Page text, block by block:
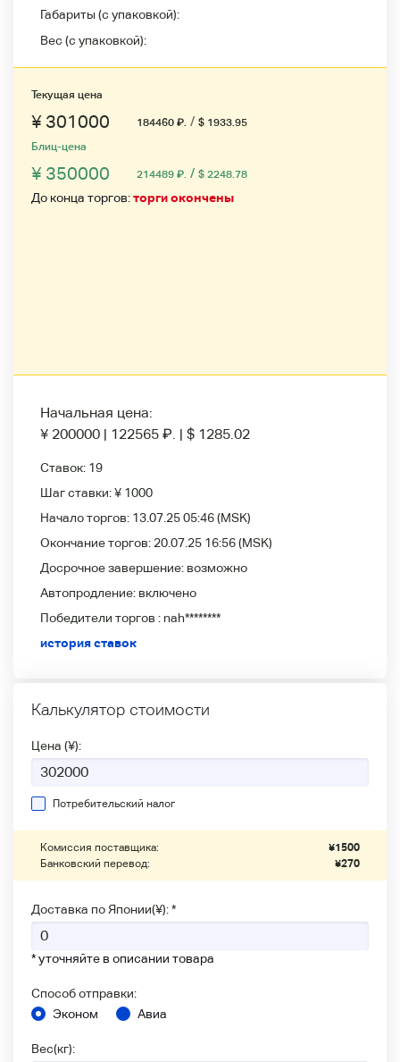
Габариты (с упаковкой):
Вес (с упаковкой):
Текущая цена
¥ 301000 184460 ₽. / $ 1933.95
Блиц-цена
¥ 350000 214489 ₽. / $ 2248.78
До конца торгов:торги окончены
Начальная цена:
¥ 200000 | 122565 ₽. | $ 1285.02
Ставок: 19
Шаг ставки:¥ 1000
Начало торгов: 13.07.25 05:46(MSK)
Окончание торгов: 20.07.25 16:56(MSK)
Досрочное завершение: возможно
Автопродление: включено
Победители
торгов : nah********
история ставок
Калькулятор стоимости
Цена (¥):
Потребительский налог
Комиссия поставщика: ¥1500
Банковский перевод:
¥270
Доставка по Японии(¥): *
* уточняйте в описании товара
Способ отправки:
Эконом
Авиа
Вес(кг):